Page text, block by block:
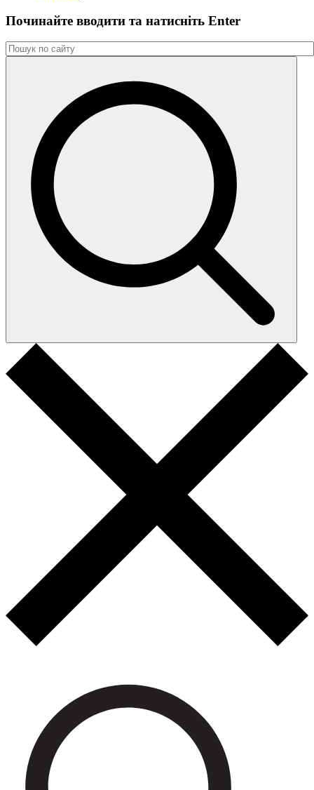
Починайте вводити та натиснiть Enter